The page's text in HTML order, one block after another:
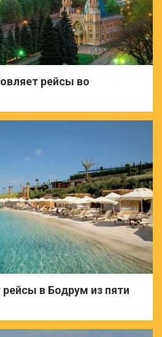
рейсы во
рейсы в Бодрум из пяти